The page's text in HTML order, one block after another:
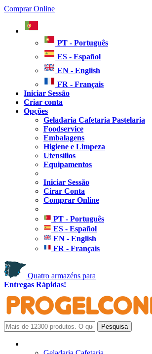
Comprar Online
PT - Português
ES - Español
EN - English
FR - Français
Iniciar Sessão
Criar conta
Opções
Geladaria Cafetaria Pastelaria
Foodservice
Embalagens
Higiene e Limpeza
Utensílios
Equipamentos
Iniciar Sessão
Cirar Conta
Comprar Online
PT - Português
ES - Español
EN - English
FR - Français
Quatro armazéns para
Entregas Rápidas!